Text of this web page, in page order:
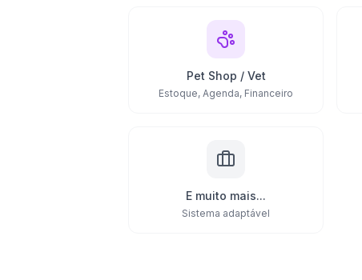
Pet Shop / Vet
Estoque, Agenda, Financeiro
E muito mais...
Sistema adaptável